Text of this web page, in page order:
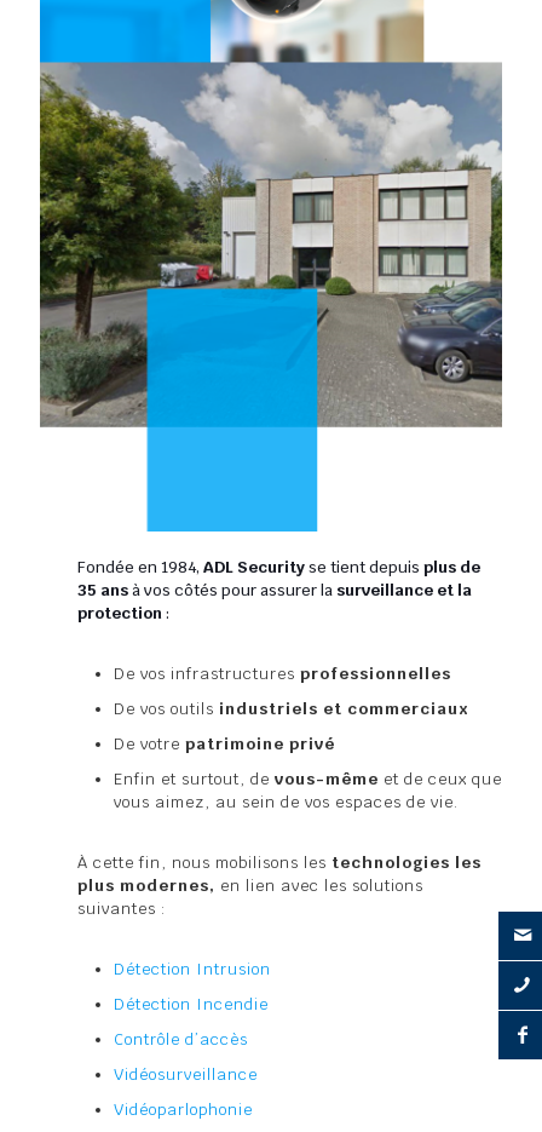
Fondée en 1984, ADL Securityse tient depuis plus de
35 ansà vos côtés pour assurer la surveillance et la
protection :
De vos infrastructures professionnelles
De vos outils industriels et commerciaux
De votre patrimoine privé
Enfin et surtout, de vous-même et de ceux que
vous aimez, au sein de vos espaces de vie.
À cette fin, nous mobilisons les technologies les
plus modernes, en lien avec les solutions
suivantes :
Détection Intrusion
Détection Incendie
Contrôle d’accès
Vidéosurveillance
Vidéoparlophonie